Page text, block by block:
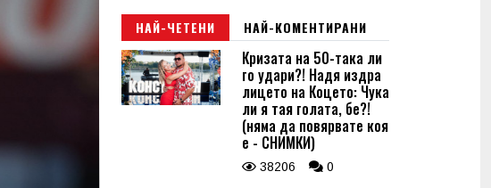
НАЙ-ЧЕТЕНИ НАЙ-КОМЕНТИРАНИ
Кризата на 50-така ли
го удари?! Надя издра
лицето на Коцето: Чука
ли я тая голата, бе?!
(няма да повярвате коя
е - СНИМКИ)
38206 0